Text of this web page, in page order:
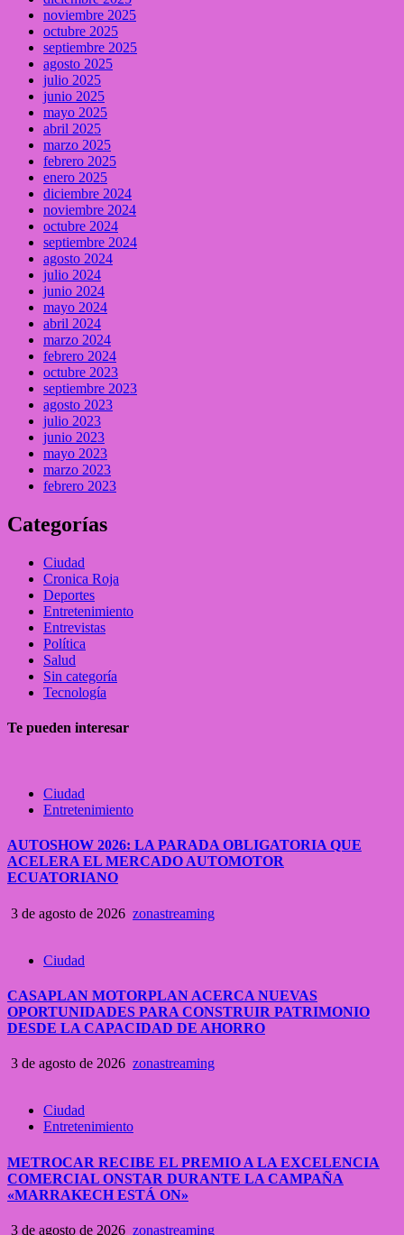
noviembre 2025
octubre 2025
septiembre 2025
agosto 2025
julio 2025
junio 2025
mayo 2025
abril 2025
marzo 2025
febrero 2025
enero 2025
diciembre 2024
noviembre 2024
octubre 2024
septiembre 2024
agosto 2024
julio 2024
junio 2024
mayo 2024
abril 2024
marzo 2024
febrero 2024
octubre 2023
septiembre 2023
agosto 2023
julio 2023
junio 2023
mayo 2023
marzo 2023
febrero 2023
Categorías
Ciudad
Cronica Roja
Deportes
Entretenimiento
Entrevistas
Política
Salud
Sin categoría
Tecnología
Te pueden interesar
Ciudad
Entretenimiento
AUTOSHOW 2026: LA PARADA OBLIGATORIA QUE
ACELERA EL MERCADO AUTOMOTOR
ECUATORIANO
3 de agosto de 2026 zonastreaming
Ciudad
CASAPLAN MOTORPLAN ACERCA NUEVAS
OPORTUNIDADES PARA CONSTRUIR PATRIMONIO
DESDE LA CAPACIDAD DE AHORRO
3 de agosto de 2026 zonastreaming
Ciudad
Entretenimiento
METROCAR RECIBE EL PREMIO A LA EXCELENCIA
COMERCIAL ONSTAR DURANTE LA CAMPAÑA
«MARRAKECH ESTÁ ON»
3 de agosto de 2026 zonastreaming